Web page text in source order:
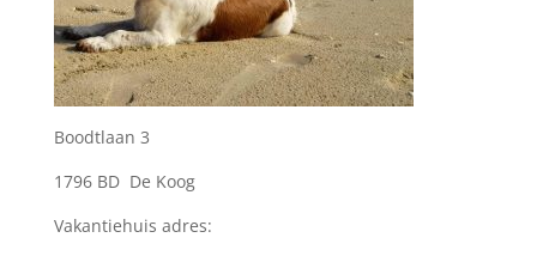
Boodtlaan 3
1796 BD De Koog
Vakantiehuis adres: